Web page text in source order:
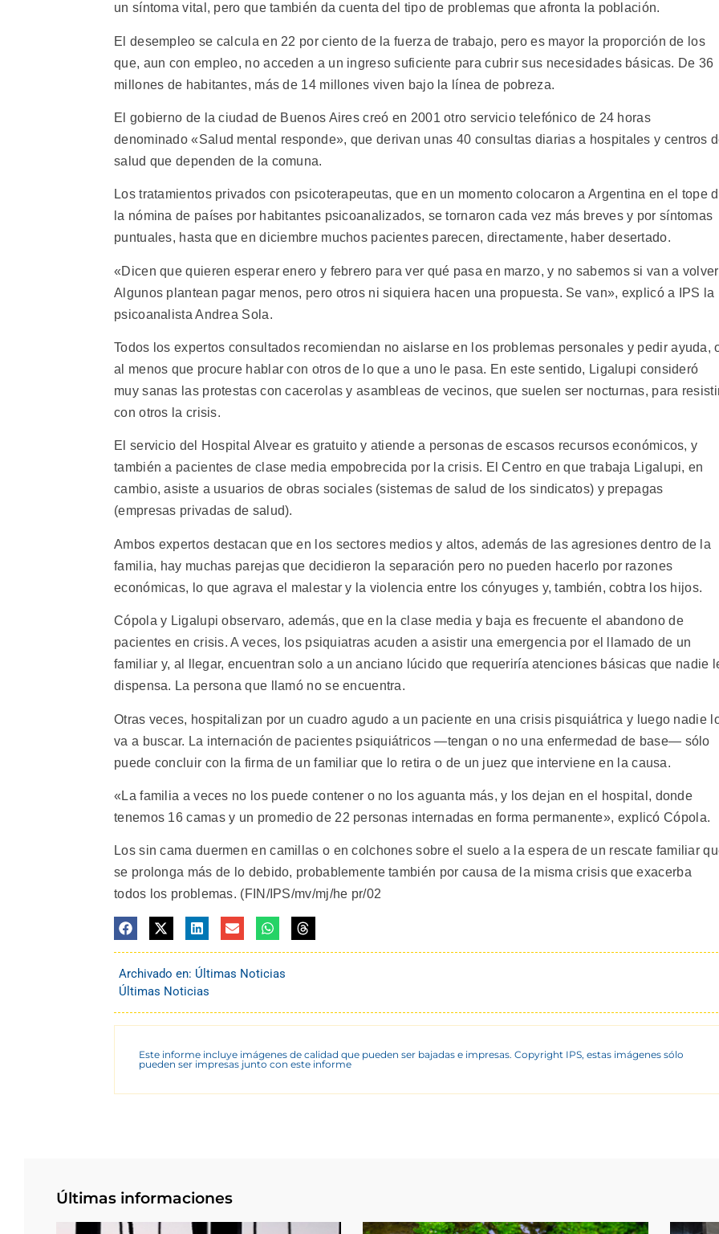
un síntoma vital, pero que también da cuenta del tipo de problemas que afronta la población.
El desempleo se calcula en 22 por ciento de la fuerza de trabajo, pero es mayor la proporción de los
que, aun con empleo, no acceden a un ingreso suficiente para cubrir sus necesidades básicas. De 36
millones de habitantes, más de 14 millones viven bajo la línea de pobreza.
El gobierno de la ciudad de Buenos Aires creó en 2001 otro servicio telefónico de 24 horas
denominado «Salud mental responde», que derivan unas 40 consultas diarias a hospitales y centros
salud que dependen de la comuna.
Los tratamientos privados con psicoterapeutas, que en un momento colocaron a Argentina en el tope
la nómina de países por habitantes psicoanalizados, se tornaron cada vez más breves y por síntomas
puntuales, hasta que en diciembre muchos pacientes parecen, directamente, haber desertado.
«Dicen que quieren esperar enero y febrero para ver qué pasa en marzo, y no sabemos si van a
Algunos plantean pagar menos, pero otros ni siquiera hacen una propuesta. Se van», explicó a IPS la
psicoanalista Andrea Sola.
Todos los expertos consultados recomiendan no aislarse en los problemas personales y pedir ayuda,
al menos que procure hablar con otros de lo que a uno le pasa. En este sentido, Ligalupi consideró
muy sanas las protestas con cacerolas y asambleas de vecinos, que suelen ser nocturnas, para
con otros la crisis.
El servicio del Hospital Alvear es gratuito y atiende a personas de escasos recursos económicos, y
también a pacientes de clase media empobrecida por la crisis. El Centro en que trabaja Ligalupi, en
cambio, asiste a usuarios de obras sociales (sistemas de salud de los sindicatos) y prepagas
(empresas privadas de salud).
Ambos expertos destacan que en los sectores medios y altos, además de las agresiones dentro de la
familia, hay muchas parejas que decidieron la separación pero no pueden hacerlo por razones
económicas, lo que agrava el malestar y la violencia entre los cónyuges y, también, cobtra los hijos.
Cópola y Ligalupi observaro, además, que en la clase media y baja es frecuente el abandono de
pacientes en crisis. A veces, los psiquiatras acuden a asistir una emergencia por el llamado de un
familiar y, al llegar, encuentran solo a un anciano lúcido que requeriría atenciones básicas que nadie
dispensa. La persona que llamó no se encuentra.
Otras veces, hospitalizan por un cuadro agudo a un paciente en una crisis pisquiátrica y luego nadie
va a buscar. La internación de pacientes psiquiátricos —tengan o no una enfermedad de base— sólo
puede concluir con la firma de un familiar que lo retira o de un juez que interviene en la causa.
«La familia a veces no los puede contener o no los aguanta más, y los dejan en el hospital, donde
tenemos 16 camas y un promedio de 22 personas internadas en forma permanente», explicó Cópola.
Los sin cama duermen en camillas o en colchones sobre el suelo a la espera de un rescate familiar
se prolonga más de lo debido, probablemente también por causa de la misma crisis que exacerba
todos los problemas. (FIN/IPS/mv/mj/he pr/02
Archivado en: Últimas Noticias
Últimas Noticias
Este informe incluye imágenes de calidad que pueden ser bajadas e impresas. Copyright IPS, estas imágenes sólo
pueden ser impresas junto con este informe
Últimas informaciones